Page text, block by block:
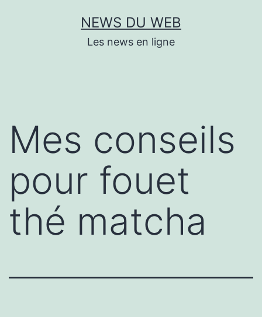
NEWS DU WEB
Les news en ligne
Mes conseils
pour fouet
thé matcha